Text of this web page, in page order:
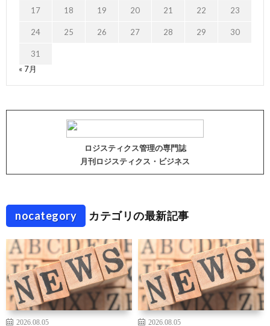
17 18 19 20 21 22 23
24 25 26 27 28 29 30
31
« 7月
ロジスティクス管理の専門誌
月刊ロジスティクス・ビジネス
nocategory カテゴリの最新記事
2026.08.05
2026.08.05